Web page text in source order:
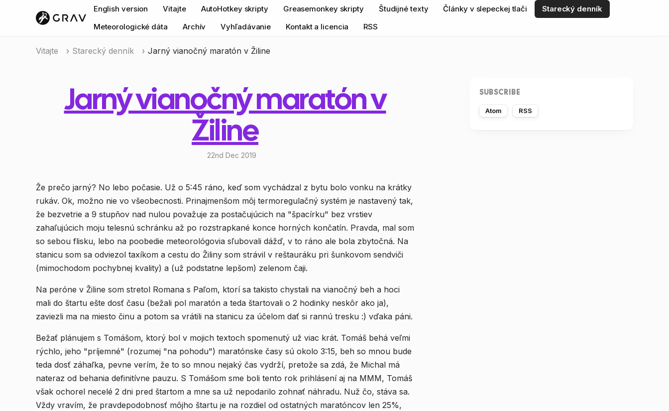
English version Vitajte AutoHotkey skripty Greasemonkey skripty Študijné texty Články v slepeckej tlači
Starecký denník
Meteorologické dáta
Archív Vyhľadávanie Kontakt a licencia RSS
Vitajte Starecký denník Jarný vianočný maratón v Žiline
Jarný vianočný maratón v
Žiline
22nd Dec 2019
Že prečo jarný? No lebo počasie. Už o 5:45 ráno, keď som vychádzal z bytu bolo vonku na krátky
rukáv. Ok, možno nie vo všeobecnosti. Prinajmenšom môj termoregulačný systém je nastavený tak,
že bezvetrie a 9 stupňov nad nulou považuje za postačujúcich na "špacírku" bez vrstiev
zahaľujúcich moju telesnú schránku až po rozstrapkané konce horných končatín. Pravda, mal som
so sebou flisku, lebo na poobedie meteorológovia sľubovali dážď, v to ráno ale bola zbytočná. Na
stanicu som sa odviezol taxíkom a cestu do Žiliny som strávil v reštauráku pri šunkovom sendviči
(mimochodom pochybnej kvality) a (už podstatne lepšom) zelenom čaji.
Na peróne v Žiline som stretol Romana s Paľom, ktorí sa takisto chystali na vianočný beh a hoci
mali do štartu ešte dosť času (bežali pol maratón a teda štartovali o 2 hodinky neskôr ako ja),
zaviezli ma na miesto činu a potom sa vrátili na stanicu za účelom dať si rannú tresku :) vďaka páni.
Bežať plánujem s Tomášom, ktorý bol v mojich textoch spomenutý už viac krát. Tomáš behá veľmi
rýchlo, jeho "príjemné" (rozumej "na pohodu") maratónske časy sú okolo 3:15, beh so mnou bude
teda dosť záhaľka, pevne verím, že to so mnou nejaký čas vydrží, pretože sa zdá, že Michal má
nateraz od behania definitívne pauzu. S Tomášom sme boli tento rok prihlásení aj na MMM, Tomáš
však ochorel necelé 2 dni pred štartom a mne sa už nepodarilo zohnať náhradu. Nuž čo, stáva sa.
Vždy vravím, že pravdepodobnosť môjho štartu je na rozdiel od ostatných maratóncov len 25%,
SUBSCRIBE
Atom RSS